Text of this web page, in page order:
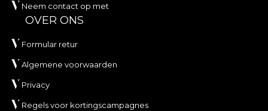
Neem contact op met
OVER ONS
Formular retur
Algemene voorwaarden
Privacy
Regels voor kortingscampagnes